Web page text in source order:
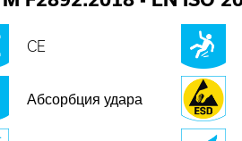
CE
Абсорбция удара